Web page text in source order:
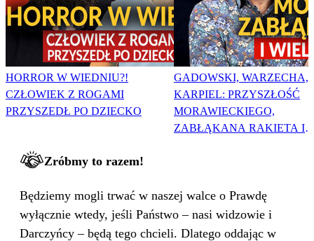
HORROR W WIEDNIU?!
CZŁOWIEK Z ROGAMI
PRZYSZEDŁ PO DZIECKO
GADOWSKI, WARZECHA,
KARPIEL: PRZYSZŁOŚĆ
MORAWIECKIEGO,
ZABŁĄKANA RAKIETA I
Zróbmy to razem!
Będziemy mogli trwać w naszej walce o Prawdę
wyłącznie wtedy, jeśli Państwo – nasi widzowie i
Darczyńcy – będą tego chcieli. Dlatego oddając w